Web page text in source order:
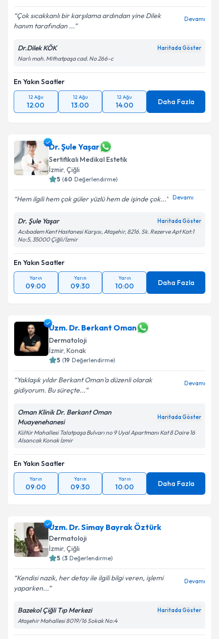
Çok sıcakkanlı bir karşılama ardından yine Dilek
hanım tarafından ...
Devamı
Dr.Dilek KÖK Haritada Göster
Narlı mah. Mithatpaşa cad. No 266-c
En Yakın Saatler
12 Ağu
12:00
12 Ağu
13:00
12 Ağu
14:00 Daha Fazla
Dr. Şule Yaşar
Sertifikalı Medikal Estetik
İzmir, Çiğli
5 (60 Değerlendirme)
Hem ilgili hem çok güler yüzlü hem de işinde çok... Devamı
Dr. Şule Yaşar Haritada Göster
Acıbadem Kent Hastanesi Karşısı, Ataşehir, 8216. Sk. Rezerve Apt Kat:1
No:5, 35000 Çiğli/İzmir
En Yakın Saatler
Yarın
09:00
Yarın
09:30
Yarın
10:00 Daha Fazla
Uzm. Dr. Berkant Oman
Dermatoloji
İzmir, Konak
5 (19 Değerlendirme)
Yaklaşık yıldır Berkant Oman’a düzenli olarak
gidiyorum. Bu süreçte...
Devamı
Oman Klinik Dr. Berkant Oman
Muayenehanesi
Haritada Göster
Kültür Mahallesi Talatpaşa Bulvarı no 9 Uyal Apartmanı Kat 8 Daire 16
Alsancak Konak İzmir
En Yakın Saatler
Yarın
09:00
Yarın
09:30
Yarın
10:00 Daha Fazla
Uzm. Dr. Simay Bayrak Öztürk
Dermatoloji
İzmir, Çiğli
5 (3 Değerlendirme)
Kendisi nazik, her detay ile ilgili bilgi veren, işlemi
yaparken...
Devamı
Bazekol Çiğli Tıp Merkezi Haritada Göster
Ataşehir Mahallesi 8019/16 Sokak No:4